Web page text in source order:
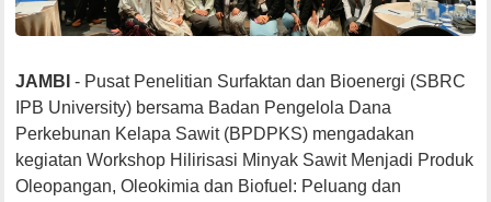
JAMBI - Pusat Penelitian Surfaktan dan Bioenergi (SBRC
IPB University) bersama Badan Pengelola Dana
Perkebunan Kelapa Sawit (BPDPKS) mengadakan
kegiatan Workshop Hilirisasi Minyak Sawit Menjadi Produk
Oleopangan, Oleokimia dan Biofuel: Peluang dan